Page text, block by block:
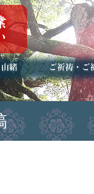
ご祈祷・ご祈
安産祈願
初宮参り
七五三詣
長寿のお祝い
神前結婚式
厄祓い・方位
車のお祓い
地鎮祭
神葬祭（神式